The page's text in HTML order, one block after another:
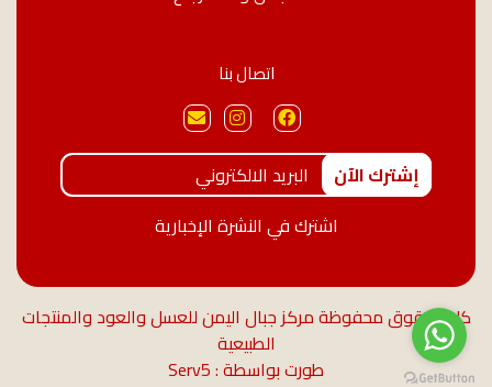
اتصال بنا
إشترك الآن
اشترك في النشرة الإخبارية
كل الحقوق محفوظة مركز جبال اليمن للعسل والعود والمنتجات
الطبيعية
طورت بواسطة : Serv5